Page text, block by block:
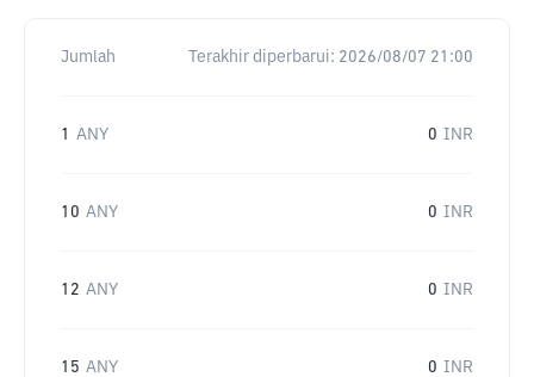
Jumlah Terakhir diperbarui: 2026/08/07 21:00
1 ANY 0 INR
10 ANY 0 INR
12 ANY 0 INR
15 ANY 0 INR